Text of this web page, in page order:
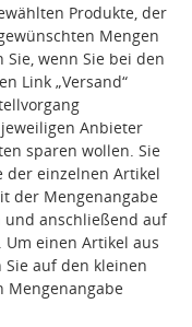
Produkte, der
Mengen
wenn Sie bei den
Link „Versand“
Anbieter
sparen wollen. Sie
der einzelnen Artikel
der Mengenangabe
und anschließend auf
Um einen Artikel aus
auf den kleinen
Mengenangabe